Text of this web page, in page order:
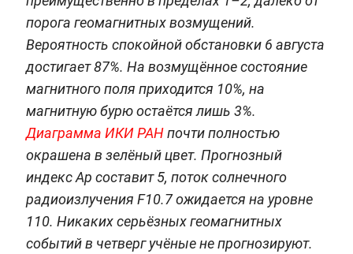
порога геомагнитных возмущений.
Вероятность спокойной обстановки 6 августа
достигает 87%. На возмущённое состояние
магнитного поля приходится 10%, на
магнитную бурю остаётся лишь 3%.
Диаграмма ИКИ РАНпочти полностью
окрашена в зелёный цвет. Прогнозный
индекс Ap составит 5, поток солнечного
радиоизлучения F10.7 ожидается на уровне
110. Никаких серьёзных геомагнитных
событий в четверг учёные не прогнозируют.